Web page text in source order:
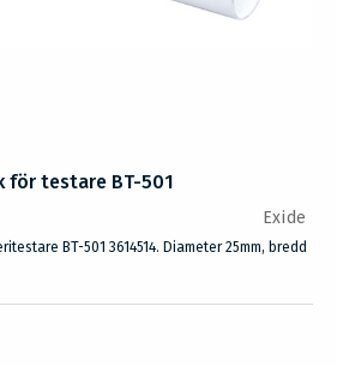
för testare BT-501
Exide
BT-501 3614514. Diameter 25mm, bredd